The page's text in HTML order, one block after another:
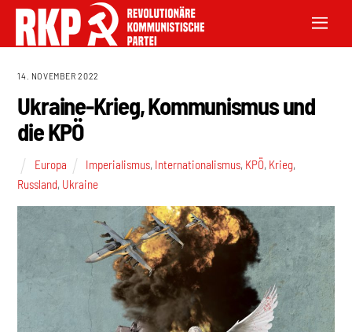
14. NOVEMBER 2022
Ukraine-Krieg, Kommunismus und
die KPÖ
Europa Imperialismus, Internationalismus, KPÖ, Krieg,
Russland, Ukraine